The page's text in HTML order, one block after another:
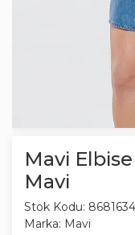
Mavi
Mavi
Stok Kodu:
Marka: Mavi